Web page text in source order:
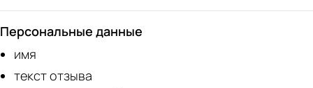
Персональные данные
имя
текст отзыва